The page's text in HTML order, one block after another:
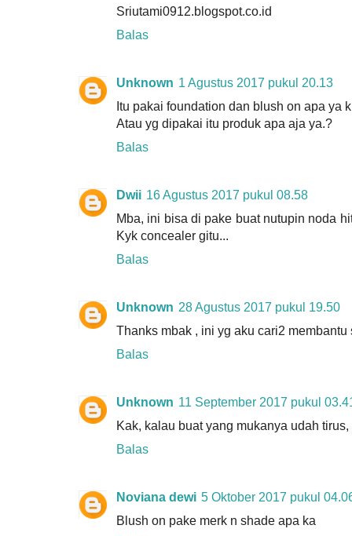
Sriutami0912.blogspot.co.id
Balas
Unknown 1 Agustus 2017 pukul 20.13
Itu pakai foundation dan blush on apa ya
Atau yg dipakai itu produk apa aja ya.?
Balas
Dwii 16 Agustus 2017 pukul 08.58
Mba, ini bisa di pake buat nutupin noda
Kyk concealer gitu...
Balas
Unknown 28 Agustus 2017 pukul 19.50
Thanks mbak , ini yg aku cari2 membantu
Balas
Unknown 11 September 2017 pukul
Kak, kalau buat yang mukanya udah
Balas
Noviana dewi 5 Oktober 2017 pukul
Blush on pake merk n shade apa ka